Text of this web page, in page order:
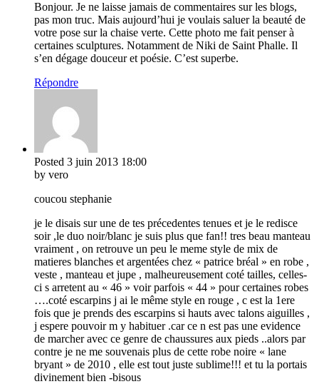
Bonjour. Je ne laisse jamais de commentaires sur les blogs,
pas mon truc. Mais aujourd’hui je voulais saluer la beauté de
votre pose sur la chaise verte. Cette photo me fait penser à
certaines sculptures. Notamment de Niki de Saint Phalle. Il
s’en dégage douceur et poésie. C’est superbe.
Répondre
Posted 3 juin 2013 18:00
by vero
coucou stephanie
je le disais sur une de tes précedentes tenues et je le redisce
soir ,le duo noir/blanc je suis plus que fan!! tres beau manteau
vraiment , on retrouve un peu le meme style de mix de
matieres blanches et argentées chez « patrice bréal » en robe ,
veste , manteau et jupe , malheureusement coté tailles, celles-
ci s arretent au « 46 » voir parfois « 44 » pour certaines robes
….coté escarpins j ai le même style en rouge , c est la 1ere
fois que je prends des escarpins si hauts avec talons aiguilles ,
j espere pouvoir m y habituer .car ce n est pas une evidence
de marcher avec ce genre de chaussures aux pieds ..alors par
contre je ne me souvenais plus de cette robe noire « lane
bryant » de 2010 , elle est tout juste sublime!!! et tu la portais
divinement bien -bisous